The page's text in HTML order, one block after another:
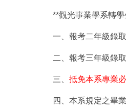
**觀光事業學系轉
一、報考二年級錄
二、報考三年級錄
三、 抵免本系專業
四、本系規定之畢